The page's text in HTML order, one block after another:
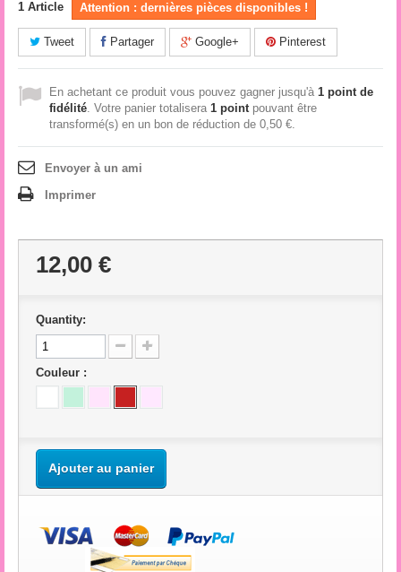
1 Article Attention : dernières pièces disponibles !
Tweet Partager Google+ Pinterest
En achetant ce produit vous pouvez gagner jusqu'à 1 point de
fidélité. Votre panier totalisera 1 pointpouvant être
transformé(s) en un bon de réduction de 0,50 €.
Envoyer à un ami
Imprimer
12,00 €
Quantity:
Couleur :
Ajouter au panier